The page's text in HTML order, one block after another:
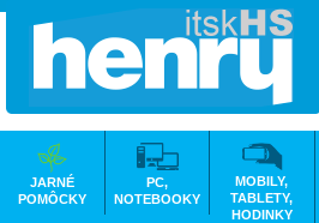
JARNÉ
POMÔCKY
PC,
NOTEBOOKY
MOBILY,
TABLETY,
HODINKY